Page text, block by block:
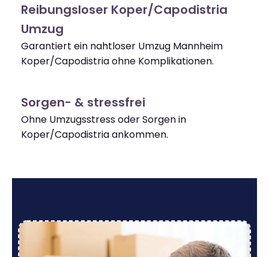
Reibungsloser Koper/Capodistria
Umzug
Garantiert ein nahtloser Umzug Mannheim
Koper/Capodistria ohne Komplikationen.
Sorgen- & stressfrei
Ohne Umzugsstress oder Sorgen in
Koper/Capodistria ankommen.